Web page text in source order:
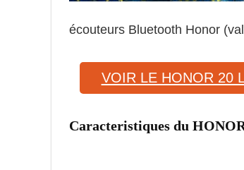
écouteurs Bluetooth Honor
VOIR LE HONOR 20
Caracteristiques du